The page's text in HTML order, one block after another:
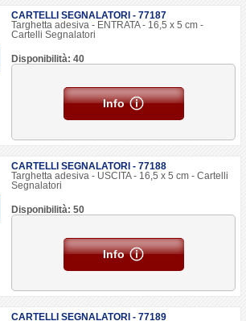
CARTELLI SEGNALATORI - 77187
Targhetta adesiva - ENTRATA - 16,5 x 5 cm -
Cartelli Segnalatori
Disponibilità: 40
Info
CARTELLI SEGNALATORI - 77188
Targhetta adesiva - USCITA - 16,5 x 5 cm - Cartelli
Segnalatori
Disponibilità: 50
Info
CARTELLI SEGNALATORI - 77189